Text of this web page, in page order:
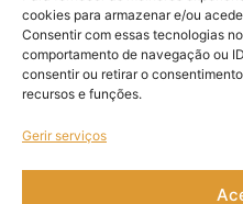
cookies para armazenar e/ou
Consentir com essas tecnologias
comportamento de navegação ou
consentir ou retirar o
recursos e funções.
Gerir serviços
19,95€ IVA inc.
Pack VIFORCE 3
44,85